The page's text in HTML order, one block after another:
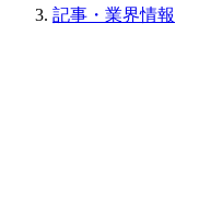
記事・業界情報